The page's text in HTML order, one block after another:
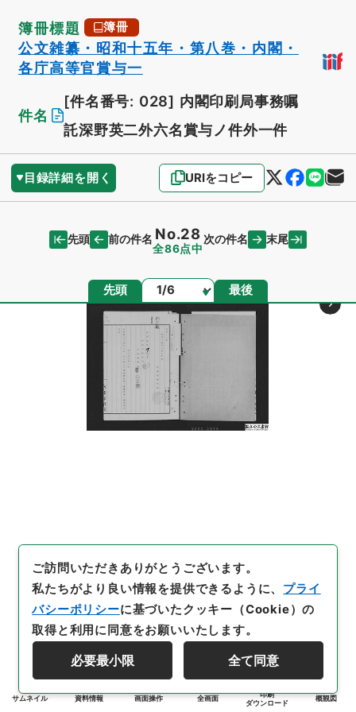
簿冊標題 簿冊
公文雑纂・昭和十五年・第八巻・内閣・
各庁高等官賞与一
件名
[件名番号: 028] 内閣印刷局事務嘱
託深野英二外六名賞与ノ件外一件
目録詳細を開く URIをコピー
先頭 前の件名 No.28
全86点中
次の件名 末尾
先頭 ページ 最後
サムネイル 資料情報 画面操作 全画面
印刷
ダウンロード
概観図
ご訪問いただきありがとうございます。
私たちがより良い情報を提供できるように、 プライ
バシーポリシーに基づいたクッキー（Cookie）の
取得と利用に同意をお願いいたします。
必要最小限 全て同意